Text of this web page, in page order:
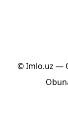
© Imlo.uz —